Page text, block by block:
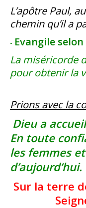
L’apôtre Paul,
chemin qu’il a
- Evangile
La miséricorde
pour obtenir la
Prions avec la
Dieu a
En toute
les femmes
d’aujourd’hui.
Sur la terre